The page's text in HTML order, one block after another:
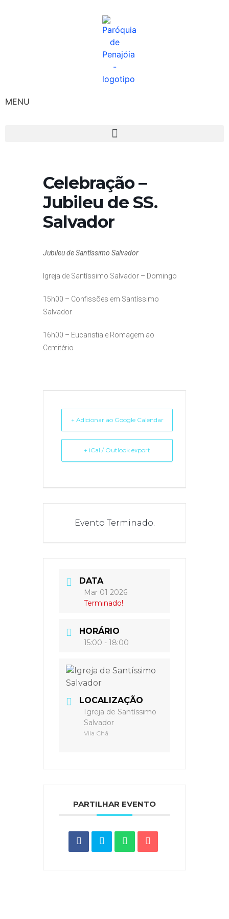
MENU
Celebração –
Jubileu de SS.
Salvador
Jubileu de Santíssimo Salvador
Igreja de Santíssimo Salvador – Domingo
15h00 – Confissões em Santíssimo
Salvador
16h00 – Eucaristia e Romagem ao
Cemitério
+ Adicionar ao Google Calendar
+ iCal / Outlook export
Evento Terminado.
DATA
Mar 01 2026
Terminado!
HORÁRIO
15:00 - 18:00
LOCALIZAÇÃO
Igreja de Santíssimo
Salvador
Vila Chã
PARTILHAR EVENTO